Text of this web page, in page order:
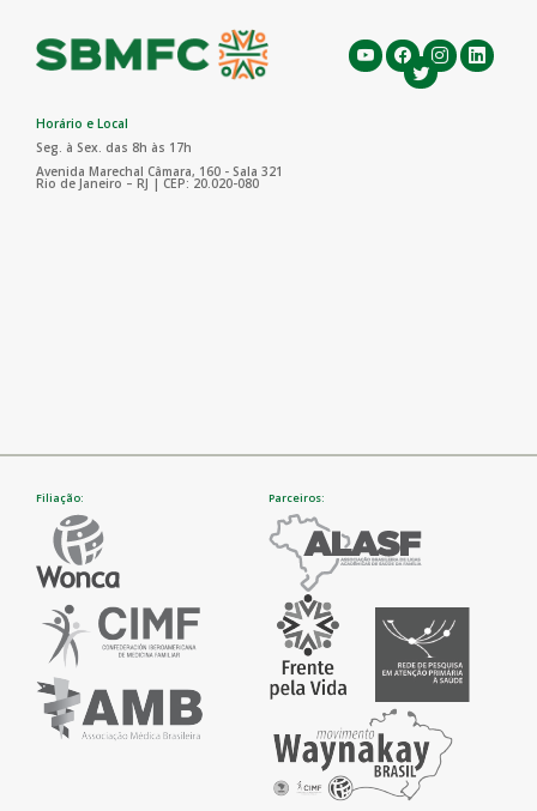
Horário e Local
Seg. à Sex. das 8h às 17h
Avenida Marechal Câmara, 160 - Sala 321
Rio de Janeiro – RJ | CEP: 20.020-080
Filiação: Parceiros: